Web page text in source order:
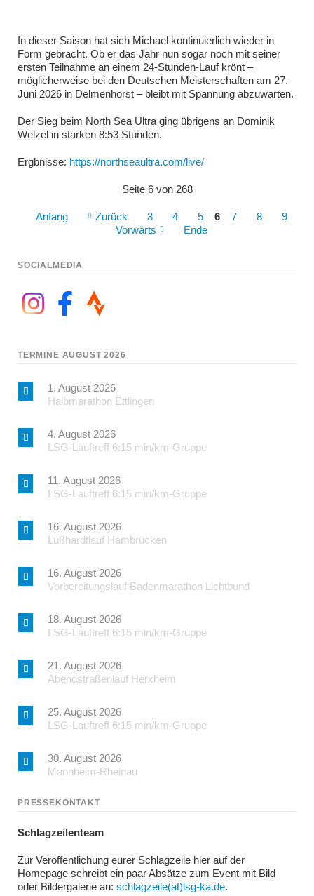
In dieser Saison hat sich Michael kontinuierlich wieder in
Form gebracht. Ob er das Jahr nun sogar noch mit seiner
ersten Teilnahme an einem 24-Stunden-Lauf krönt –
möglicherweise bei den Deutschen Meisterschaften am 27.
Juni 2026 in Delmenhorst – bleibt mit Spannung abzuwarten.
Der Sieg beim North Sea Ultra ging übrigens an Dominik
Welzel in starken 8:53 Stunden.
Ergbnisse: https://northseaultra.com/live/
Seite 6 von 268
Anfang Zurück 3 4 5 6 7 8
9
Vorwärts
Ende
SOCIALMEDIA
TERMINE AUGUST 2026
1. August 2026
Halbmarathon Ettlingen
4. August 2026
LSG-Lauftreff 6:15 min/km-Gruppe
11. August 2026
LSG-Lauftreff 6:15 min/km-Gruppe
16. August 2026
Lußhardtlauf Hambrücken
16. August 2026
Vorbereitungslauf Badenmarathon Lichtbund
18. August 2026
LSG-Lauftreff 6:15 min/km-Gruppe
21. August 2026
Abendstraßenlauf Herxheim
25. August 2026
LSG-Lauftreff 6:15 min/km-Gruppe
30. August 2026
Mannheim-Rheinau
PRESSEKONTAKT
Schlagzeilenteam
Zur Veröffentlichung eurer Schlagzeile hier auf der
Homepage schreibt ein paar Absätze zum Event mit Bild
oder Bildergalerie an: schlagzeile(at)lsg-ka.de.